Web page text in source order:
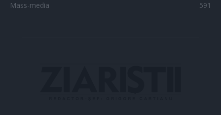
Mass-media
591